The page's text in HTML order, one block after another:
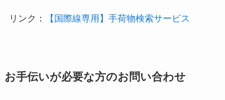
リンク： 【国際線専用】手荷物検索サービス
お手伝いが必要な方のお問い合わせ